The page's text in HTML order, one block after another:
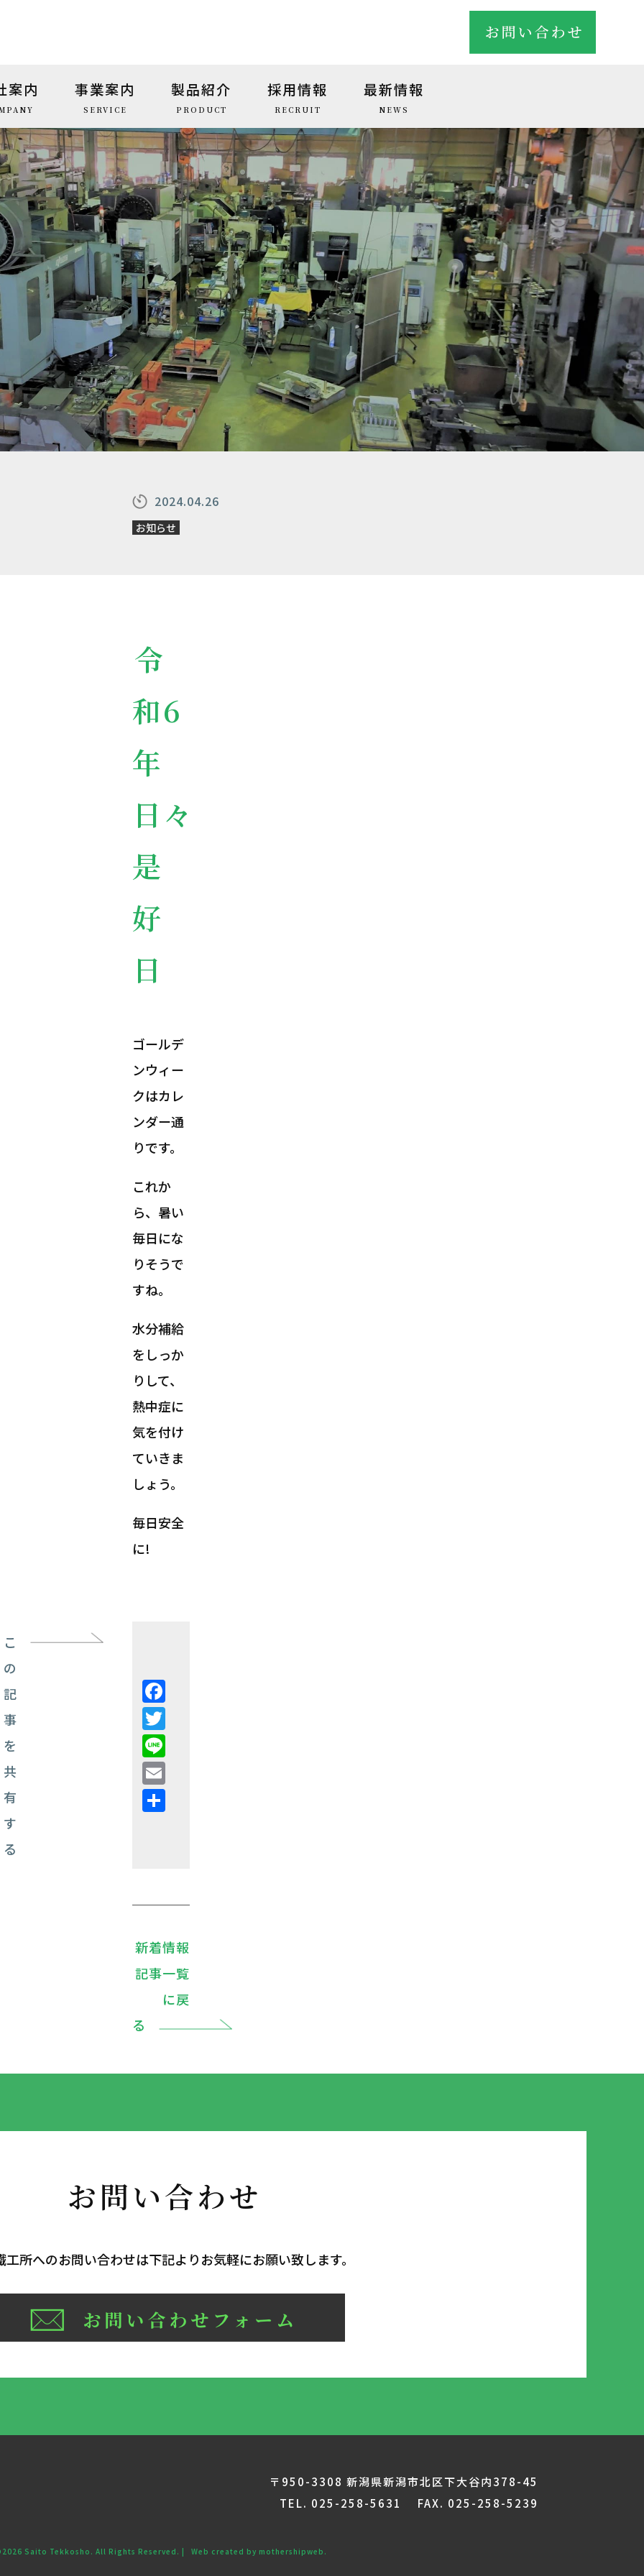
案内 事業案内
SERVICE
製品紹介
PRODUCT
採用情報
RECRUIT
最新情報
NEWS
2024.04.26
お知らせ
令
和6
年
日々
是
好
日
ゴールデ
ンウィー
クはカレ
ンダー通
りです。
これか
ら、暑い
毎日にな
りそうで
すね。
水分補給
をしっか
りして、
熱中症に
気を付け
ていきま
しょう。
毎日安全
に!
こ
の
記
事
を
共
有
す
る
新着情報
記事一覧
に戻
る
お問い合わせ
工所へのお問い合わせは下記よりお気軽にお願い致します。
〒950-3308 新潟県新潟市北区下大谷内378-45
TEL. 025-258-5631 FAX. 025-258-5239
Saito Tekkosho . All Rights Reserved. | Web created by mothershipweb .